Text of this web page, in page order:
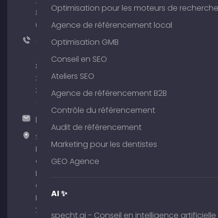
801
64
+49
89
380
375
hallo@timospecht.de
Specht
Marketing
GmbH –
Palais am
Obelisk
Briennerstr.
29 80333
Optimisation pour les moteurs de recherche
Agence de référencement local
Optimisation GMB
Conseil en SEO
Ateliers SEO
Agence de référencement B2B
Contrôle du référencement
Audit de référencement
Marketing pour les dentistes
GEO Agence
AI ✨
specht.ai - Conseil en intelligence artificielle